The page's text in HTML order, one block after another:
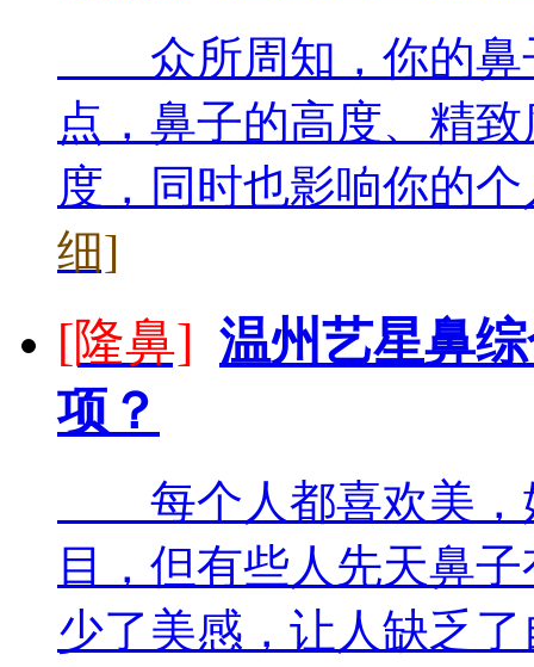
众所周知，你的鼻
点，鼻子的高度、精
度，同时也影响你
细]
[隆鼻] 温州艺星鼻
项？
每个人都喜欢美，
目，但有些人先天鼻
少了美感，让人缺